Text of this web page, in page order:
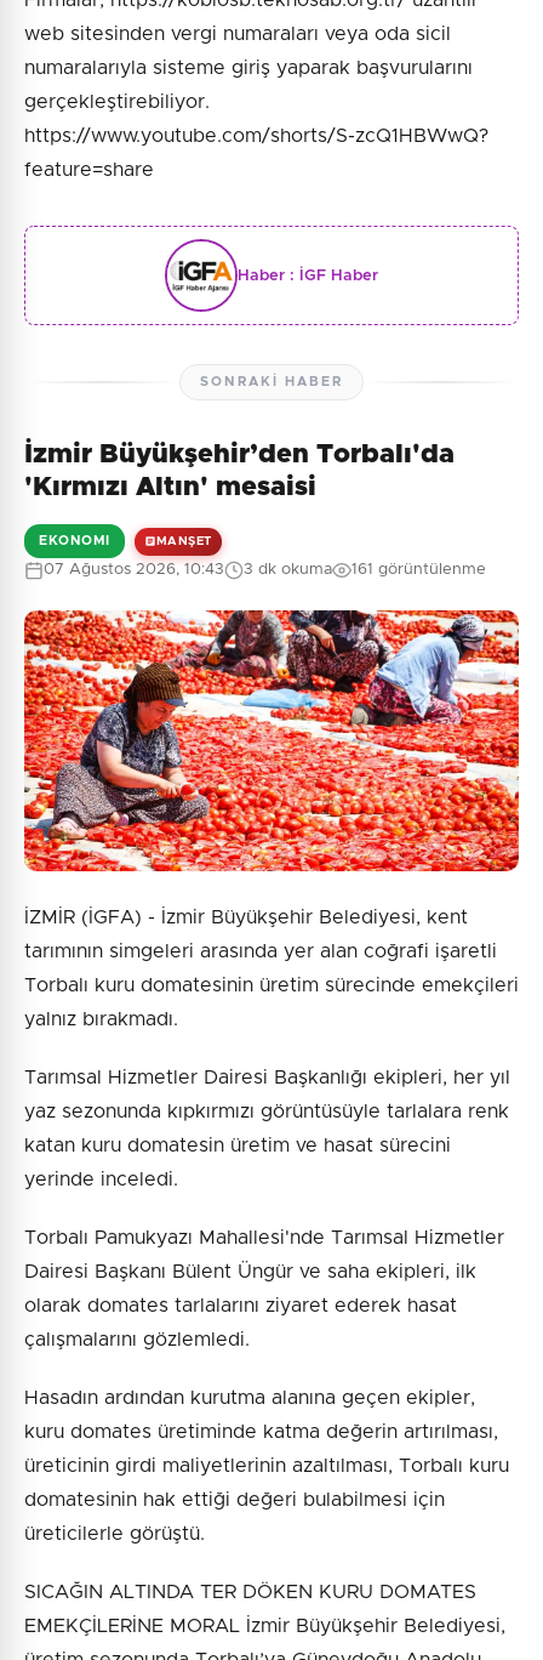
web sitesinden vergi numaraları veya oda sicil
numaralarıyla sisteme giriş yaparak başvurularını
gerçekleştirebiliyor.
https://www.youtube.com/shorts/S-zcQ1HBWwQ?
feature=share
Haber : İGF Haber
SONRAKI HABER
İzmir Büyükşehir’den Torbalı'da
'Kırmızı Altın' mesaisi
EKONOMI MANŞET
07 Ağustos 2026, 10:43 3 dk okuma 161 görüntülenme
İZMİR (İGFA) - İzmir Büyükşehir Belediyesi, kent
tarımının simgeleri arasında yer alan coğrafi işaretli
Torbalı kuru domatesinin üretim sürecinde emekçileri
yalnız bırakmadı.
Tarımsal Hizmetler Dairesi Başkanlığı ekipleri, her yıl
yaz sezonunda kıpkırmızı görüntüsüyle tarlalara renk
katan kuru domatesin üretim ve hasat sürecini
yerinde inceledi.
Torbalı Pamukyazı Mahallesi'nde Tarımsal Hizmetler
Dairesi Başkanı Bülent Üngür ve saha ekipleri, ilk
olarak domates tarlalarını ziyaret ederek hasat
çalışmalarını gözlemledi.
Hasadın ardından kurutma alanına geçen ekipler,
kuru domates üretiminde katma değerin artırılması,
üreticinin girdi maliyetlerinin azaltılması, Torbalı kuru
domatesinin hak ettiği değeri bulabilmesi için
üreticilerle görüştü.
SICAĞIN ALTINDA TER DÖKEN KURU DOMATES
EMEKÇİLERİNE MORAL İzmir Büyükşehir Belediyesi,